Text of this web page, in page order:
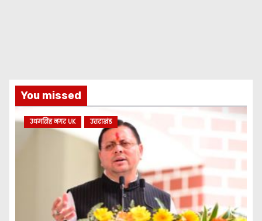
You missed
उधमसिंह नगर UK उत्तराखंड